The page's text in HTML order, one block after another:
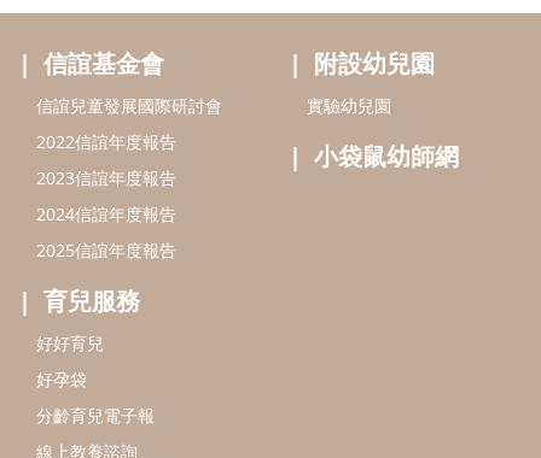
好孕袋
分齡育兒電子報
線上教養諮詢
出版服務
信誼基金出版社
閱讀推廣
Bookstart閱讀起步走
信誼幼兒文學獎
信誼兒童動畫獎
小袋鼠說故事劇團